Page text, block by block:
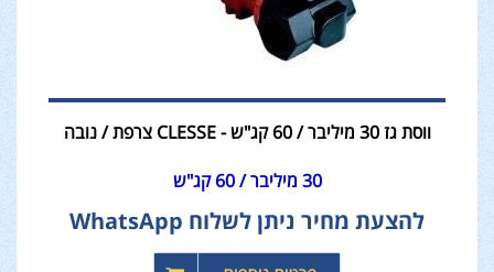
ווסת גז 30 מיליבר / 60 קג"ש - CLESSE צרפת / נובה
30 מיליבר / 60 קג"ש
להצעת מחיר ניתן לשלוח WhatsApp